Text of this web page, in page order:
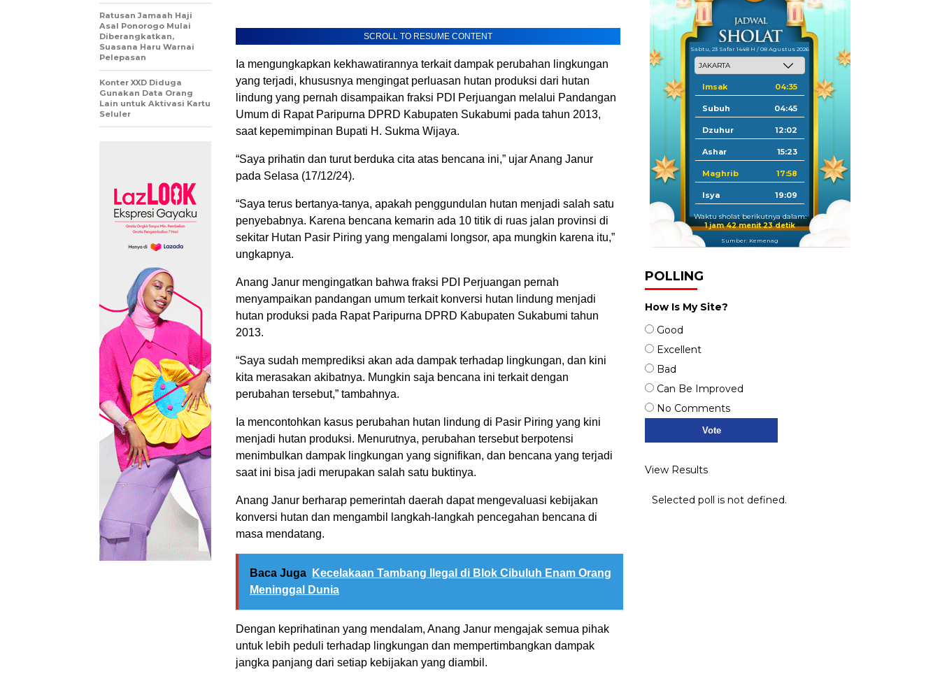
SCROLL TO RESUME CONTENT
Ia mengungkapkan kekhawatirannya terkait dampak perubahan lingkungan
yang terjadi, khususnya mengingat perluasan hutan produksi dari hutan
lindung yang pernah disampaikan fraksi PDI Perjuangan melalui Pandangan
Umum di Rapat Paripurna DPRD Kabupaten Sukabumi pada tahun 2013,
saat kepemimpinan Bupati H. Sukma Wijaya.
“Saya prihatin dan turut berduka cita atas bencana ini,” ujar Anang Janur
pada Selasa (17/12/24).
“Saya terus bertanya-tanya, apakah penggundulan hutan menjadi salah satu
penyebabnya. Karena bencana kemarin ada 10 titik di ruas jalan provinsi di
sekitar Hutan Pasir Piring yang mengalami longsor, apa mungkin karena itu,”
ungkapnya.
Anang Janur mengingatkan bahwa fraksi PDI Perjuangan pernah
menyampaikan pandangan umum terkait konversi hutan lindung menjadi
hutan produksi pada Rapat Paripurna DPRD Kabupaten Sukabumi tahun
2013.
“Saya sudah memprediksi akan ada dampak terhadap lingkungan, dan kini
kita merasakan akibatnya. Mungkin saja bencana ini terkait dengan
perubahan tersebut,” tambahnya.
Ia mencontohkan kasus perubahan hutan lindung di Pasir Piring yang kini
menjadi hutan produksi. Menurutnya, perubahan tersebut berpotensi
menimbulkan dampak lingkungan yang signifikan, dan bencana yang terjadi
saat ini bisa jadi merupakan salah satu buktinya.
Anang Janur berharap pemerintah daerah dapat mengevaluasi kebijakan
konversi hutan dan mengambil langkah-langkah pencegahan bencana di
masa mendatang.
Baca Juga
Kecelakaan Tambang Ilegal di Blok Cibuluh Enam Orang
Meninggal Dunia
Dengan keprihatinan yang mendalam, Anang Janur mengajak semua pihak
untuk lebih peduli terhadap lingkungan dan mempertimbangkan dampak
jangka panjang dari setiap kebijakan yang diambil.
Ratusan Jamaah Haji
Asal Ponorogo Mulai
Diberangkatkan,
Suasana Haru Warnai
Pelepasan
Konter XXD Diduga
Gunakan Data Orang
Lain untuk Aktivasi Kartu
Seluler
Sabtu, 23 Safar 1448 H / 08 Agustus 2026
Imsak 04:35
Subuh 04:45
Dzuhur 12:02
Ashar 15:23
Maghrib 17:58
Isya 19:09
Waktu sholat berikutnya dalam:
1 jam 42 menit 22 detik
Sumber: Kemenag
POLLING
How Is My Site?
Good
Excellent
Bad
Can Be Improved
No Comments
View Results
Selected poll is not defined.